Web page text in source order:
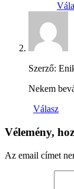
Szerző:
Nekem
Válasz
Vélemény,
Az email címet